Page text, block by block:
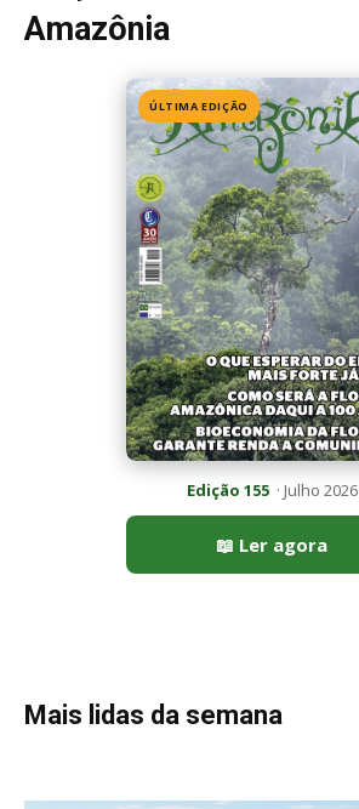
Amazônia
ÚLTIMA EDIÇÃO
Edição 155· Julho 2026
📖 Ler agora
Mais lidas da semana